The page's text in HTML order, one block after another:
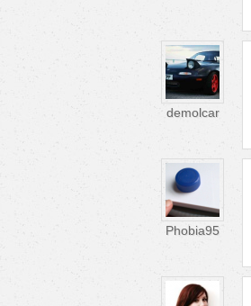
demolcar
Phobia95